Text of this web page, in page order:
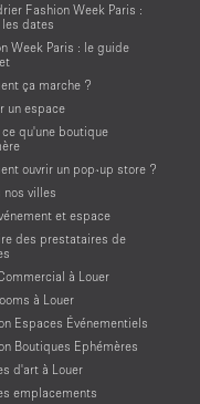
Fashion Week Paris :
dates
Week Paris : le guide
ça marche ?
un espace
ce qu'une boutique
ouvrir un pop-up store ?
nos villes
et espace
des prestataires de
à Louer
à Louer
Espaces Événementiels
Boutiques Ephémères
d'art à Louer
emplacements